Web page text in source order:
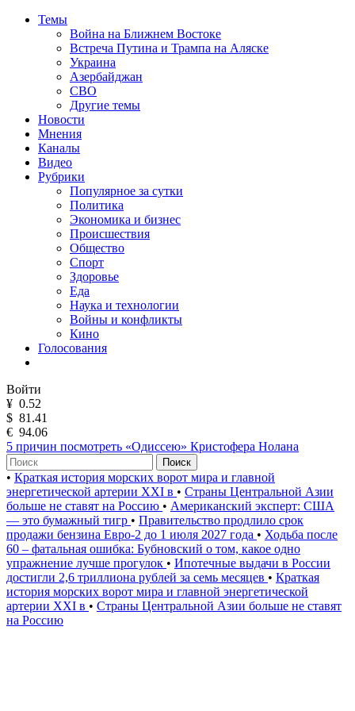
Темы
Война на Ближнем Востоке
Встреча Путина и Трампа на Аляске
Украина
Азербайджан
СВО
Другие темы
Новости
Мнения
Каналы
Видео
Рубрики
Популярное за сутки
Политика
Экономика и бизнес
Происшествия
Общество
Спорт
Здоровье
Еда
Наука и технологии
Войны и конфликты
Кино
Голосования
Войти
¥ 0.52
$ 81.41
€ 94.06
5 причин посмотреть «Одиссею» Кристофера Нолана
Поиск
• Краткая история морских ворот мира и главной
энергетической артерии XXI в • Страны Центральной Азии
больше не ставят на Россию • Американский эксперт: США
— это бумажный тигр • Правительство продлило срок
продажи бензина Евро-2 до 1 июля 2027 года • Ходьба после
60 – фатальная ошибка: Бубновский о том, какое одно
упражнение лучше прогулок • Ипотечные выдачи в России
достигли 2,6 триллиона рублей за семь месяцев • Краткая
история морских ворот мира и главной энергетической
артерии XXI в • Страны Центральной Азии больше не ставят
на Россию